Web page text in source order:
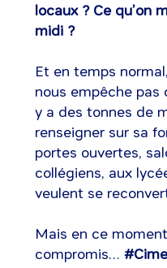
locaux ? Ce qu’on
midi ?
Et en temps
nous empêche pas
y a des tonnes de
renseigner sur sa
portes ouvertes,
collégiens, aux
veulent se
Mais en ce
compromis…